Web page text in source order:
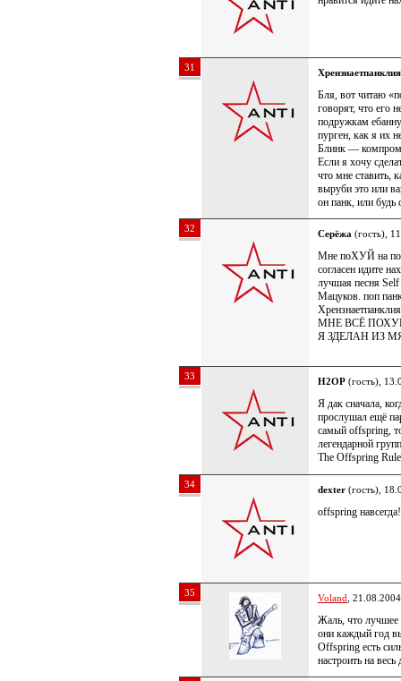
31 Хрензнаетпанклия
Бля, вот читаю
говорят, что его
подружкам
пурген, как я их
Блинк —
Если я хочу
что мне ставить,
выруби это или
он панк, или
32 Серёжа (гость),
Мне поХУЙ на
согласен идите
лучшая песня
Мацуков. поп
МНЕ ВСЁ
Я ЗДЕЛАН ИЗ
33 H2OP (гость),
Я дак сначала,
прослушал ещё
самый offspring,
легендарной
The Offspring
34 dexter (гость),
offspring навсегда!
35 Voland ,
Жаль, что лучшее
они каждый год
Offspring есть
настроить на